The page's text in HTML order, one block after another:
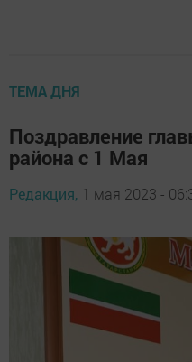
ТЕМА ДНЯ
Поздравление
района с 1 Мая
Редакция, 1 мая 2023 -